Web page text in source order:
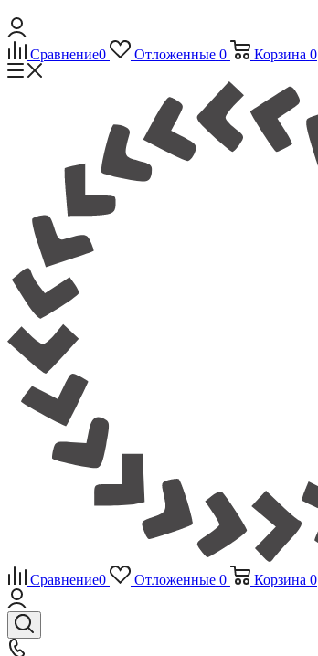
Сравнение0 Отложенные 0 Корзина 0
Сравнение0 Отложенные 0 Корзина 0